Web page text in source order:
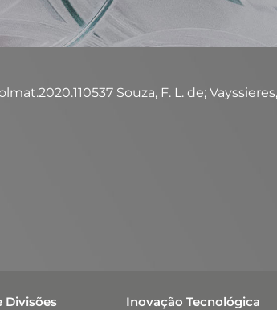
Souza, F. L. de;
Divisões Inovação Tecnológica